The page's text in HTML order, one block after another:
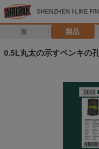
SHENZHEN I-LIKE
家 製品
0.5L丸太の示すペンキの